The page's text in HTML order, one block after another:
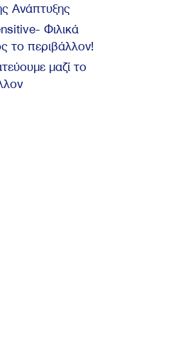
Ανάπτυξης
Φιλικά
το περιβάλλον!
μαζί το